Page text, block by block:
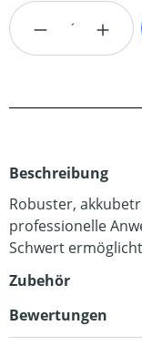
Produkt
Beschreibung
Robuster,
professionelle
Schwert
Zubehör
Bewertungen